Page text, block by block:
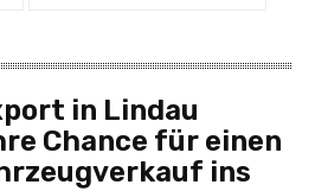
in Lindau
Chance für einen
ins